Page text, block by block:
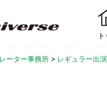
ーター事務所 > レギュラー出演